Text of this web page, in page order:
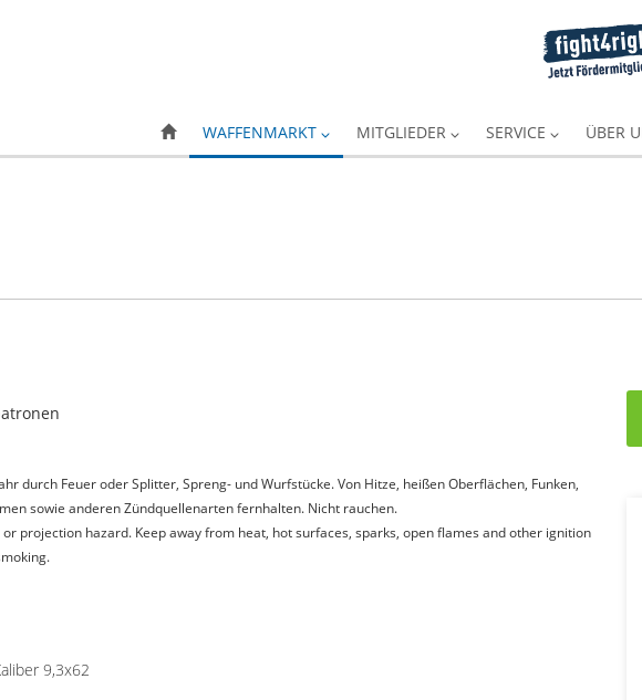
WAFFENMARKT MITGLIEDER SERVICE ÜBER
durch Feuer oder Splitter, Spreng- und Wurfstücke. Von Hitze, heißen Oberflächen, Funken,
sowie anderen Zündquellenarten fernhalten. Nicht rauchen.
or projection hazard. Keep away from heat, hot surfaces, sparks, open flames and other ignition
9,3x62